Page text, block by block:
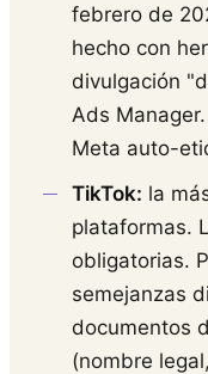
febrero de
hecho con
divulgación
Ads
Meta auto-
TikTok: la
plataformas.
obligatorias.
semejanzas
documentos
(nombre